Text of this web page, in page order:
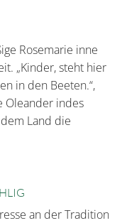
Rosemarie inne
„Kinder, steht hier
in den Beeten.“,
Oleander indes
Land die
an der Tradition